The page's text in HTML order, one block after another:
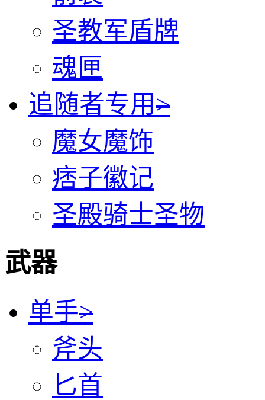
圣教军盾牌
魂匣
追随者专用>
魔女魔饰
痞子徽记
圣殿骑士圣物
武器
单手>
斧头
匕首